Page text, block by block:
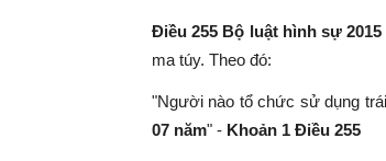
Điều 255 Bộ luật hình sự
ma túy. Theo đó:
"Người nào tổ chức sử dụng
07 năm" - Khoản 1 Điều 255